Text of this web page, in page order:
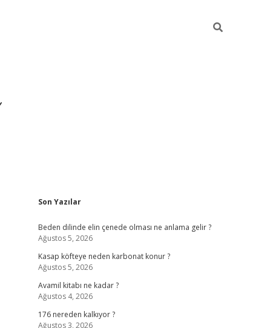
Sidebar
Son Yazılar
Beden dilinde elin çenede olması ne anlama gelir ?
Ağustos 5, 2026
Kasap köfteye neden karbonat konur ?
Ağustos 5, 2026
Avamil kitabı ne kadar ?
Ağustos 4, 2026
176 nereden kalkıyor ?
Ağustos 3, 2026